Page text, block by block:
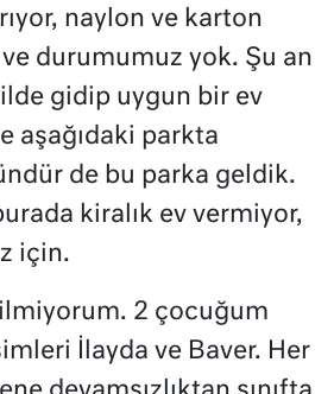
naylon ve karton
durumumuz yok. Şu an
gidip uygun bir ev
aşağıdaki parkta
de bu parka geldik.
kiralık ev vermiyor,
için.
2 çocuğum
İlayda ve Baver. Her